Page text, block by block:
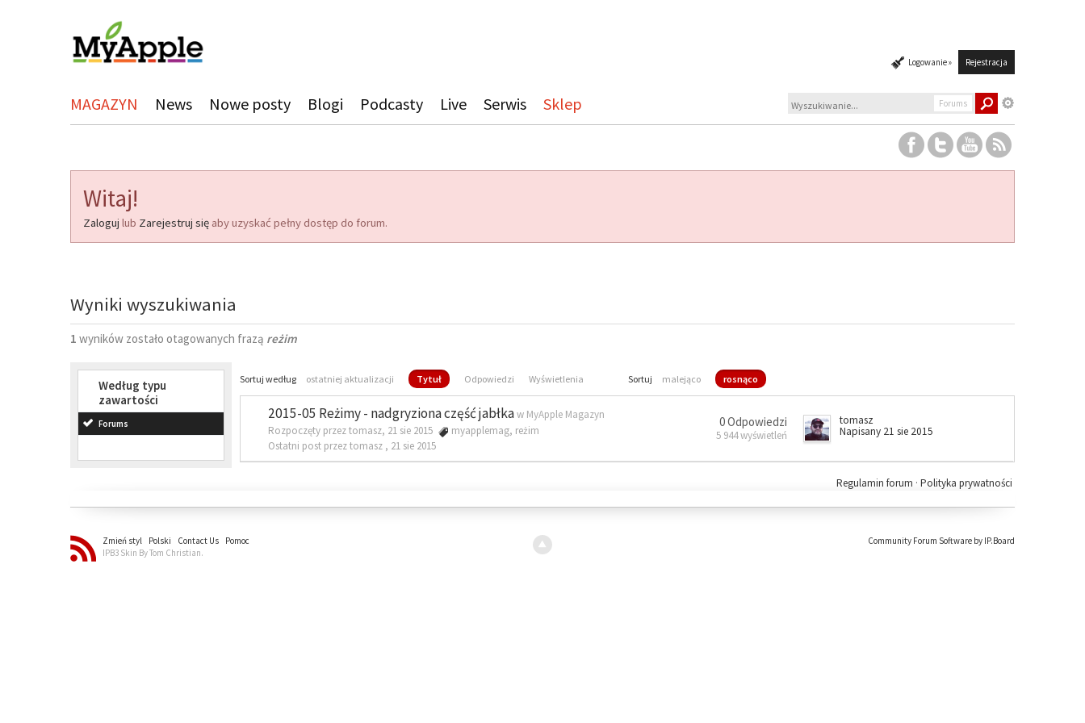
Logowanie » Rejestracja
MAGAZYN News Nowe posty Blogi Podcasty Live Serwis Sklep Forums
Witaj!
Zaloguj lub Zarejestruj się aby uzyskać pełny dostęp do forum.
Wyniki wyszukiwania
1 wyników zostało otagowanych frazą reżim
Według typu
zawartości
Forums
Sortuj według ostatniej aktualizacji Tytuł Odpowiedzi Wyświetlenia Sortuj malejąco rosnąco
2015-05 Reżimy - nadgryziona część jabłkaw MyApple Magazyn
Rozpoczęty przez tomasz, 21 sie 2015
myapplemag, reżim
Ostatni post przez tomasz , 21 sie 2015
0 Odpowiedzi
5 944 wyświetleń
tomasz
Napisany 21 sie 2015
Polityka prywatności
Regulamin forum ·
Zmień styl Polski Contact Us
Pomoc
IPB3 Skin By Tom Christian.
Community Forum Software by IP.Board